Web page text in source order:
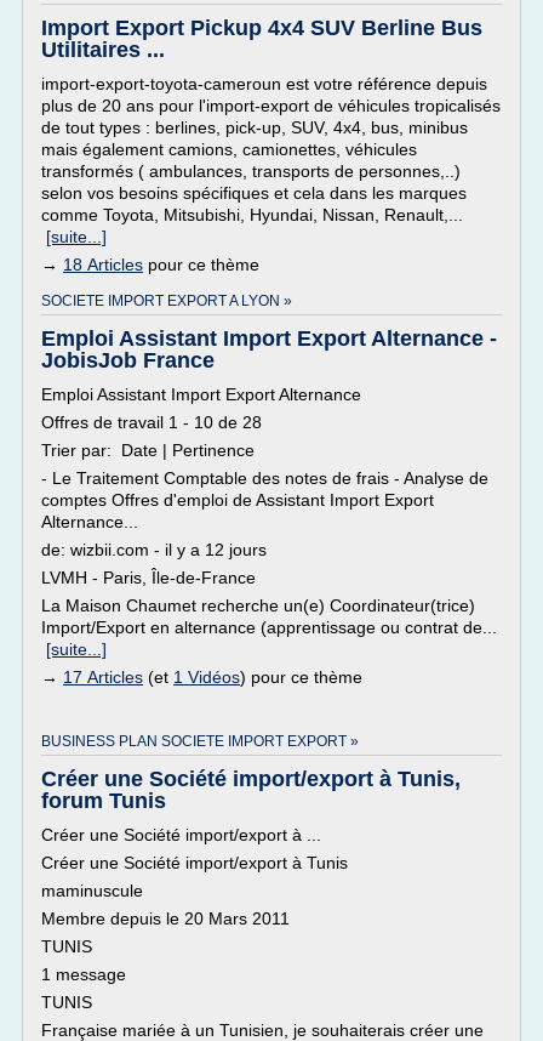
Import Export Pickup 4x4 SUV Berline Bus
Utilitaires ...
import-export-toyota-cameroun est votre référence depuis
plus de 20 ans pour l'import-export de véhicules tropicalisés
de tout types : berlines, pick-up, SUV, 4x4, bus, minibus
mais également camions, camionettes, véhicules
transformés ( ambulances, transports de personnes,..)
selon vos besoins spécifiques et cela dans les marques
comme Toyota, Mitsubishi, Hyundai, Nissan, Renault,...
[suite...]
→ 18 Articles pour ce thème
SOCIETE IMPORT EXPORT A LYON »
Emploi Assistant Import Export Alternance -
JobisJob France
Emploi Assistant Import Export Alternance
Offres de travail 1 - 10 de 28
Trier par: Date | Pertinence
- Le Traitement Comptable des notes de frais - Analyse de
comptes Offres d'emploi de Assistant Import Export
Alternance...
de: wizbii.com - il y a 12 jours
LVMH - Paris, Île-de-France
La Maison Chaumet recherche un(e) Coordinateur(trice)
Import/Export en alternance (apprentissage ou contrat de...
[suite...]
→ 17 Articles (et 1 Vidéos) pour ce thème
BUSINESS PLAN SOCIETE IMPORT EXPORT »
Créer une Société import/export à Tunis,
forum Tunis
Créer une Société import/export à ...
Créer une Société import/export à Tunis
maminuscule
Membre depuis le 20 Mars 2011
TUNIS
1 message
TUNIS
Française mariée à un Tunisien, je souhaiterais créer une